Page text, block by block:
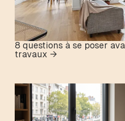
8 questions à se poser
travaux →